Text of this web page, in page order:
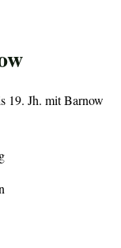
19. Jh. mit Barnow